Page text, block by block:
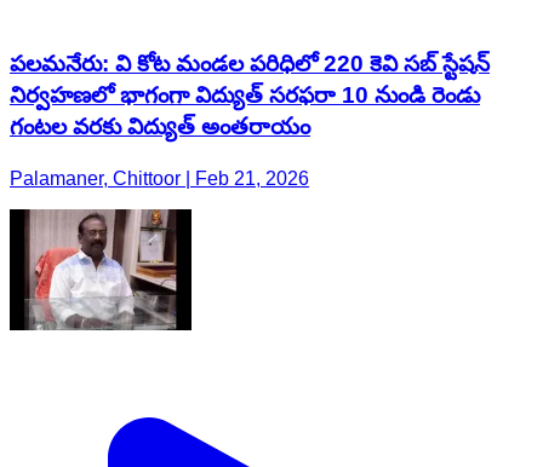
పలమనేరు: వి కోట మండల పరిధిలో 220 కెవి సబ్ స్టేషన్
నిర్వహణలో భాగంగా విద్యుత్ సరఫరా 10 నుండి రెండు
గంటల వరకు విద్యుత్ అంతరాయం
Palamaner, Chittoor | Feb 21, 2026